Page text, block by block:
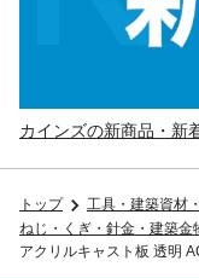
カインズの新商品・新
トップ
工具・建築資材
ねじ・くぎ・針金・建築金
アクリルキャスト板 透明